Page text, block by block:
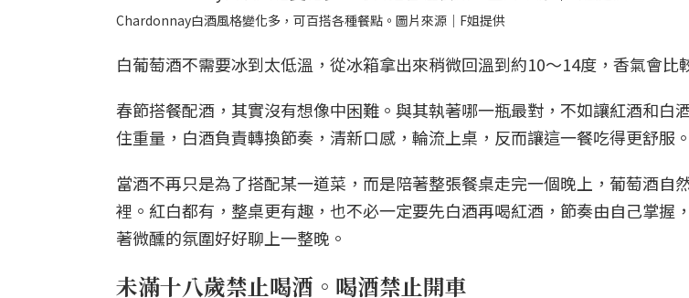
Chardonnay白酒風格變化多，可百搭各種餐點。圖片來源｜F姐提供
白葡萄酒不需要冰到太低溫，從冰箱拿出來稍微回溫到約10～14度，香氣會比
春節搭餐配酒，其實沒有想像中困難。與其執著哪一瓶最對，不如讓紅酒和白
住重量，白酒負責轉換節奏，清新口感，輪流上桌，反而讓這一餐吃得更舒服。
當酒不再只是為了搭配某一道菜，而是陪著整張餐桌走完一個晚上，葡萄酒自
裡。紅白都有，整桌更有趣，也不必一定要先白酒再喝紅酒，節奏由自己掌握
著微醺的氛圍好好聊上一整晚。
未滿十八歲禁止喝酒。喝酒禁止開車